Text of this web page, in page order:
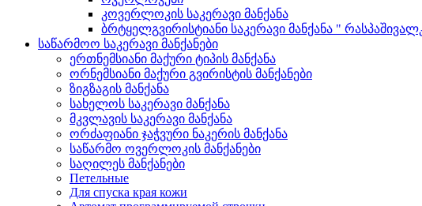
კოვერლოკის საკერავი მანქანა
ბრტყელგვირისტიანი საკერავი მანქანა "
საწარმოო საკერავი მანქანები
ერთნემსიანი მაქური ტიპის მანქანა
ორნემსიანი მაქური გვირისტის მანქანები
ზიგზაგის მანქანა
სახელოს საკერავი მანქანა
მკვლავის საკერავი მანქანა
ორძაფიანი ჯაჭვური ნაკერის მანქანა
საწარმო ოვერლოკის მანქანები
საღილეს მანქანები
Петельные
Для спуска края кожи